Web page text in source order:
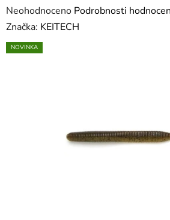
Průměrné
hodnocení
produktu
Neohodnoceno Podrobnosti
Značka: KEITECH
NOVINKA